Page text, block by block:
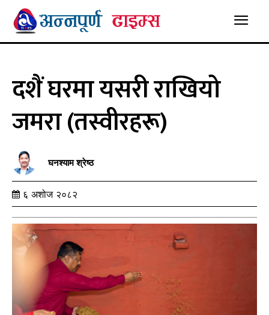
दशैं घरमा यसरी राखियो
जमरा (तस्वीरहरू)
घनश्याम श्रेष्ठ
६ अशोज २०८२